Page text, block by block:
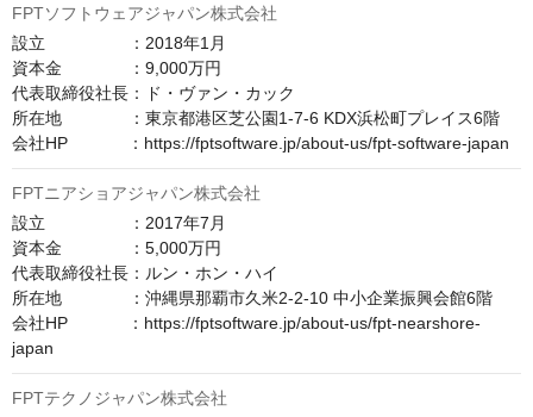
FPTソフトウェアジャパン株式会社
設立　　　　　：2018年1月
資本金　　　　：9,000万円
代表取締役社長：ド・ヴァン・カック
所在地　　　　：東京都港区芝公園1-7-6 KDX浜松町プレイス6階
会社HP　　　  ：https://fptsoftware.jp/about-us/fpt-software-japan
FPTニアショアジャパン株式会社
設立　　　　　：2017年7月
資本金　　　　：5,000万円
代表取締役社長：ルン・ホン・ハイ
所在地　　　　：沖縄県那覇市久米2-2-10 中小企業振興会館6階
会社HP　　　  ：https://fptsoftware.jp/about-us/fpt-nearshore-
japan
FPTテクノジャパン株式会社